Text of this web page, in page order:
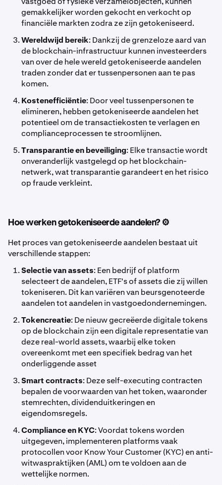
gemakkelijker worden gekocht en verkocht op
financiële markten zodra ze zijn getokeniseerd.
Wereldwijd bereik: Dankzij de grenzeloze aard van
de blockchain-infrastructuur kunnen investeerders
van over de hele wereld getokeniseerde aandelen
traden zonder dat er tussenpersonen aan te pas
komen.
Kostenefficiëntie: Door veel tussenpersonen te
elimineren, hebben getokeniseerde aandelen het
potentieel om de transactiekosten te verlagen en
complianceprocessen te stroomlijnen.
Transparantie en beveiliging: Elke transactie wordt
onveranderlijk vastgelegd op het blockchain-
netwerk, wat transparantie garandeert en het risico
op fraude verkleint.
Hoe werken getokeniseerde aandelen? ⚙️
Het proces van getokeniseerde aandelen bestaat uit
verschillende stappen:
Selectie van assets: Een bedrijf of platform
selecteert de aandelen, ETF's of assets die zij willen
tokeniseren. Dit kan variëren van beursgenoteerde
aandelen tot aandelen in vastgoedondernemingen.
Tokencreatie: De nieuw gecreëerde digitale tokens
op de blockchain zijn een digitale representatie van
deze real-world assets, waarbij elke token
overeenkomt met een specifiek bedrag van het
onderliggende asset
Smart contracts: Deze self-executing contracten
bepalen de voorwaarden van het token, waaronder
stemrechten, dividenduitkeringen en
eigendomsregels.
Compliance en KYC: Voordat tokens worden
uitgegeven, implementeren platforms vaak
protocollen voor Know Your Customer (KYC) en anti-
witwaspraktijken (AML) om te voldoen aan de
wettelijke normen.